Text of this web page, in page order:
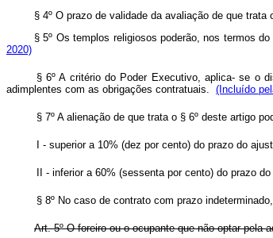
§ 4º O prazo de validade da avaliação de que trata
§ 5º Os templos religiosos poderão, nos termos do
2020)
§ 6º A critério do Poder Executivo, aplica- se o
adimplentes com as obrigações contratuais. (Incluído
§ 7º A alienação de que trata o § 6º deste artigo
I - superior a 10% (dez por cento) do prazo do
II - inferior a 60% (sessenta por cento) do prazo
§ 8º No caso de contrato com prazo
Art. 5º O foreiro ou o ocupante que não optar